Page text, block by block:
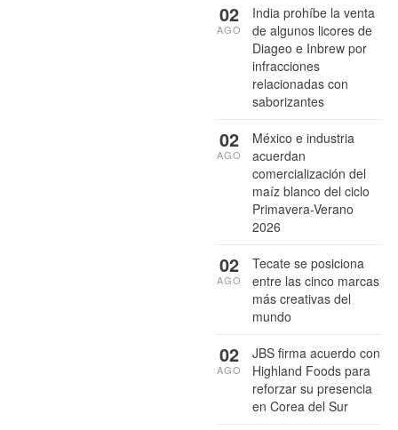
India prohíbe la venta
de algunos licores de
Diageo e Inbrew por
infracciones
relacionadas con
saborizantes
02
AGO
México e industria
acuerdan
comercialización del
maíz blanco del ciclo
Primavera-Verano
2026
02
AGO
Tecate se posiciona
entre las cinco marcas
más creativas del
mundo
02
AGO
JBS firma acuerdo con
Highland Foods para
reforzar su presencia
en Corea del Sur
02
AGO